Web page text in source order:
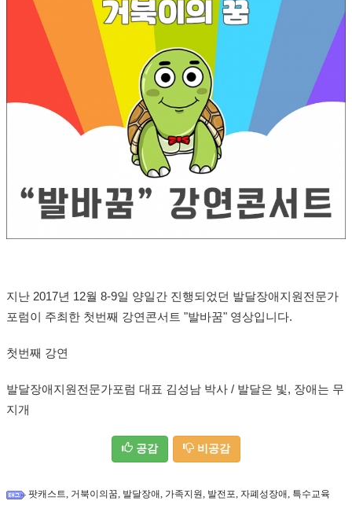
지난 2017년 12월 8-9일 양일간 진행되었던 발달장애지원전문가
포럼이 주최한 첫번째 강연콘서트 "발바꿈" 영상입니다.
첫번째 강연
발달장애지원전문가포럼 대표 김성남 박사 / 발달은 빛, 장애는 무
지개
공감 비공감
팟캐스트, 거북이의꿈, 발달장애, 가족지원, 발전포, 자폐성장애, 특수교육